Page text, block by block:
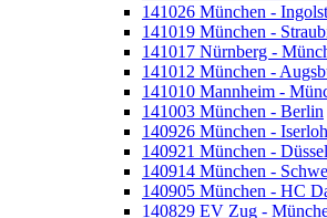
141026 München -
141019 München -
141017 Nürnberg -
141012 München -
141010 Mannheim -
141003 München - Berlin
140926 München -
140921 München -
140914 München -
140905 München - HC
140829 EV Zug -